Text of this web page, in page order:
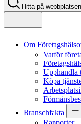
Hitta på webbplatsen
Om
Varför
Upphandla
Köpa
Branschfakta
Rapporter